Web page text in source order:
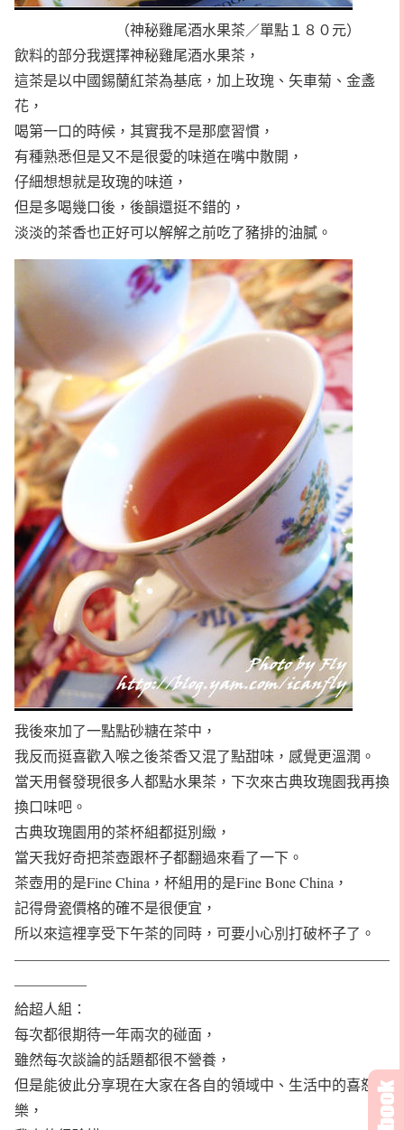
（神秘雞尾酒水果茶／單點１８０元）
飲料的部分我選擇神秘雞尾酒水果茶，
這茶是以中國錫蘭紅茶為基底，加上玫瑰、矢車菊、金盞
花，
喝第一口的時候，其實我不是那麼習慣，
有種熟悉但是又不是很愛的味道在嘴中散開，
仔細想想就是玫瑰的味道，
但是多喝幾口後，後韻還挺不錯的，
淡淡的茶香也正好可以解解之前吃了豬排的油膩。
我後來加了一點點砂糖在茶中，
我反而挺喜歡入喉之後茶香又混了點甜味，感覺更溫潤。
當天用餐發現很多人都點水果茶，下次來古典玫瑰園我再換
換口味吧。
古典玫瑰園用的茶杯組都挺別緻，
當天我好奇把茶壺跟杯子都翻過來看了一下。
茶壺用的是Fine China，杯組用的是Fine Bone China，
記得骨瓷價格的確不是很便宜，
所以來這裡享受下午茶的同時，可要小心別打破杯子了。
——————————————————————————
—————
給超人組：
每次都很期待一年兩次的碰面，
雖然每次談論的話題都很不營養，
但是能彼此分享現在大家在各自的領域中、生活中的喜怒哀
樂，